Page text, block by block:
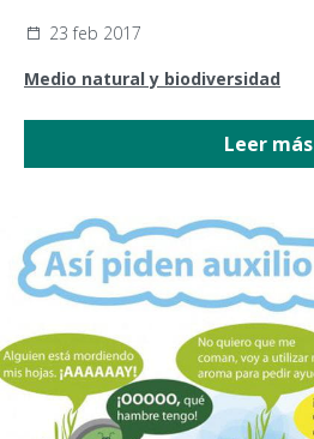
23 feb 2017
Medio natural y biodiversidad
Leer más